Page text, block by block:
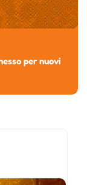
per nuovi